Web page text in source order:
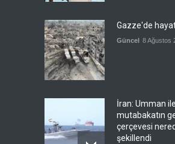
Gazze'de
Güncel 8 Ağustos
İran: Umman ile
mutabakatın
çerçevesi
şekillendi